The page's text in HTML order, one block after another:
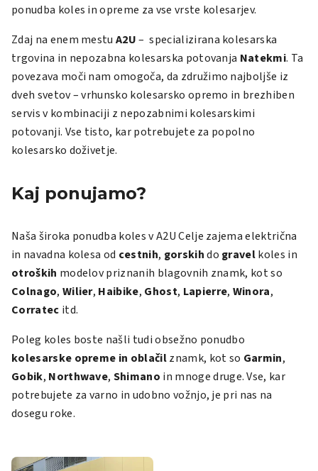
ponudba koles in opreme za vse vrste kolesarjev.
Zdaj na enem mestuA2U– specializirana kolesarska
trgovina in nepozabna kolesarska potovanja Natekmi. Ta
povezava moči nam omogoča, da združimo najboljše iz
dveh svetov – vrhunsko kolesarsko opremo in brezhiben
servis v kombinaciji z nepozabnimi kolesarskimi
potovanji. Vse tisto, kar potrebujete za popolno
kolesarsko doživetje.
Kaj ponujamo?
Naša široka ponudba koles v A2U Celje zajemaelektrična
in navadna kolesa od cestnih, gorskihdo gravelkoles in
otroških modelov priznanih blagovnih znamk, kot so
Colnago, Wilier, Haibike, Ghost, Lapierre, Winora,
Corratec itd.
Poleg koles boste našli tudi obsežno ponudbo
kolesarske opreme in oblačilznamk, kot so Garmin,
Gobik, Northwave, Shimano in mnoge druge. Vse, kar
potrebujete za varno in udobno vožnjo, je pri nas na
dosegu roke.